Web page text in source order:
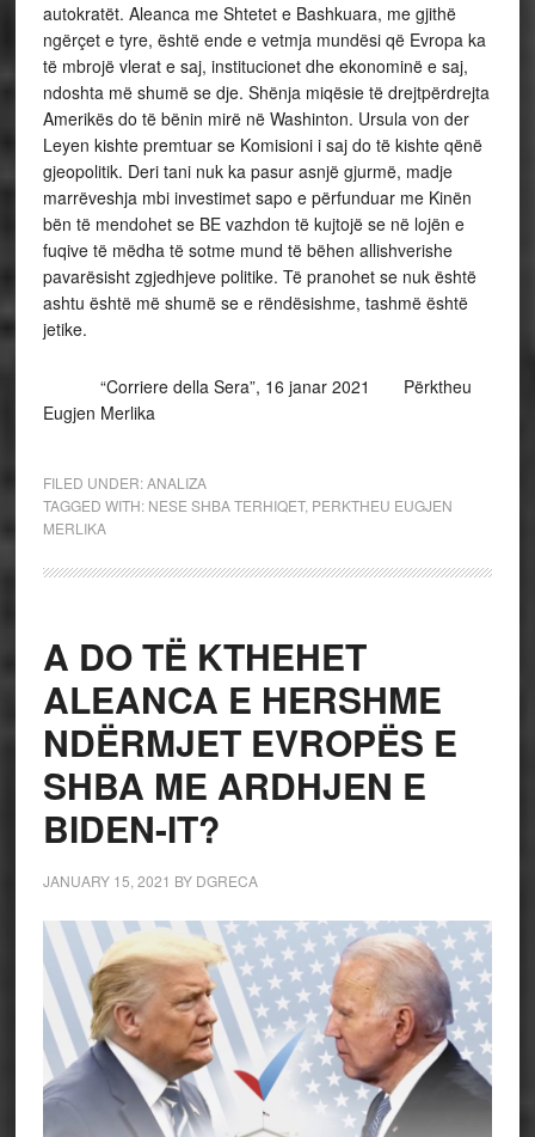
autokratët. Aleanca me Shtetet e Bashkuara, me gjithë
ngërçet e tyre, është ende e vetmja mundësi që Evropa ka
të mbrojë vlerat e saj, institucionet dhe ekonominë e saj,
ndoshta më shumë se dje. Shënja miqësie të drejtpërdrejta
Amerikës do të bënin mirë në Washinton. Ursula von der
Leyen kishte premtuar se Komisioni i saj do të kishte qënë
gjeopolitik. Deri tani nuk ka pasur asnjë gjurmë, madje
marrëveshja mbi investimet sapo e përfunduar me Kinën
bën të mendohet se BE vazhdon të kujtojë se në lojën e
fuqive të mëdha të sotme mund të bëhen allishverishe
pavarësisht zgjedhjeve politike. Të pranohet se nuk është
ashtu është më shumë se e rëndësishme, tashmë është
jetike.
“Corriere della Sera”, 16 janar 2021 Përktheu
Eugjen Merlika
FILED UNDER:ANALIZA
TAGGED WITH: NESE SHBA TERHIQET, PERKTHEU EUGJEN
MERLIKA
A DO TË KTHEHET
ALEANCA E HERSHME
NDËRMJET EVROPËS E
SHBA ME ARDHJEN E
BIDEN-IT?
JANUARY 15, 2021 BY DGRECA